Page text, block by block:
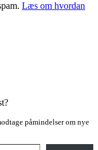
Læs om hvordan
påmindelser om nye